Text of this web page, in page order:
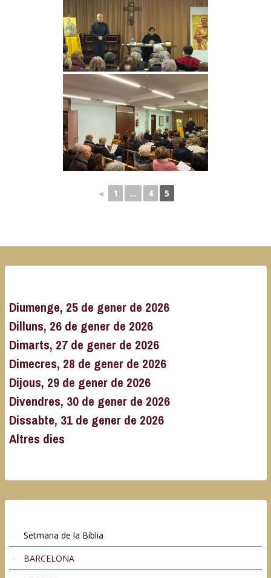
◄ 1 ... 4 5
Diumenge, 25 de gener de 2026
Dilluns, 26 de gener de 2026
Dimarts, 27 de gener de 2026
Dimecres, 28 de gener de 2026
Dijous, 29 de gener de 2026
Divendres, 30 de gener de 2026
Dissabte, 31 de gener de 2026
Altres dies
Setmana de la Bíblia
BARCELONA